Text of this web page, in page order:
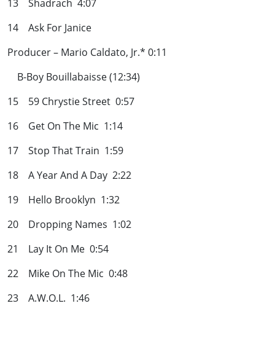
13 Shadrach 4:07
14 Ask For Janice
Producer – Mario Caldato, Jr.* 0:11
B-Boy Bouillabaisse (12:34)
15 59 Chrystie Street 0:57
16 Get On The Mic 1:14
17 Stop That Train 1:59
18 A Year And A Day 2:22
19 Hello Brooklyn 1:32
20 Dropping Names 1:02
21 Lay It On Me 0:54
22 Mike On The Mic 0:48
23 A.W.O.L. 1:46